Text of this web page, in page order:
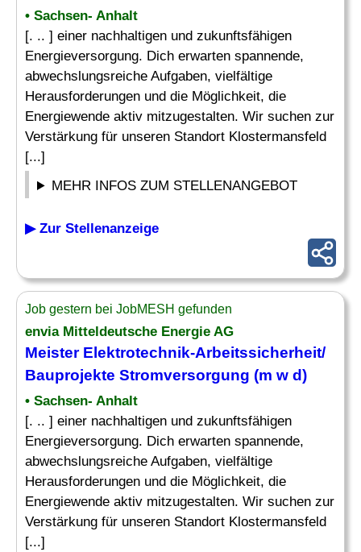
• Sachsen- Anhalt
[. .. ] einer nachhaltigen und zukunftsfähigen
Energieversorgung. Dich erwarten spannende,
abwechslungsreiche Aufgaben, vielfältige
Herausforderungen und die Möglichkeit, die
Energiewende aktiv mitzugestalten. Wir suchen zur
Verstärkung für unseren Standort Klostermansfeld
[...]
MEHR INFOS ZUM STELLENANGEBOT
▶ Zur Stellenanzeige
Job gestern bei JobMESH gefunden
envia Mitteldeutsche Energie AG
Meister Elektrotechnik-Arbeitssicherheit/
Bauprojekte Stromversorgung (m w d)
• Sachsen- Anhalt
[. .. ] einer nachhaltigen und zukunftsfähigen
Energieversorgung. Dich erwarten spannende,
abwechslungsreiche Aufgaben, vielfältige
Herausforderungen und die Möglichkeit, die
Energiewende aktiv mitzugestalten. Wir suchen zur
Verstärkung für unseren Standort Klostermansfeld
[...]